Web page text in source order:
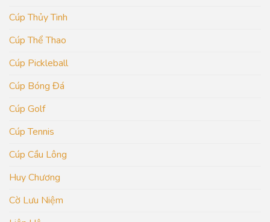
Cúp Thủy Tinh
Cúp Thể Thao
Cúp Pickleball
Cúp Bóng Đá
Cúp Golf
Cúp Tennis
Cúp Cầu Lông
Huy Chương
Cờ Lưu Niệm